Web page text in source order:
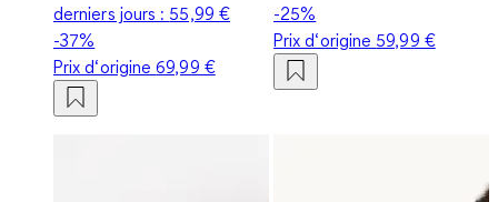
derniers jours : 55,99 €
-37%
Prix d‘origine69,99 €
-25%
Prix d‘origine 59,99 €